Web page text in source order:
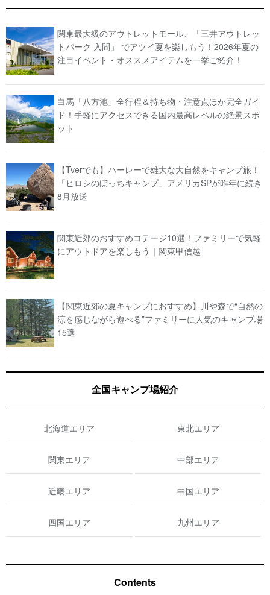
関東最大級のアウトレットモール、「三井アウトレッ
トパーク 入間」 でアツイ夏を楽しもう！2026年夏の
注目イベント・オススメアイテムを一挙ご紹介！
白馬「八方池」全行程＆持ち物・注意点ほか完全ガイ
ド！手軽にアクセスできる国内最高レベルの絶景スポ
ット
【Tverでも】ハーレーで雄大な大自然をキャンプ旅！
「ヒロシのぼっちキャンプ」アメリカSPが昨年に続き
8月放送
関東近郊のおすすめコテージ10選！ファミリーで気軽
にアウトドアを楽しもう｜関東甲信越
【関東近郊の夏キャンプにおすすめ】川や森で“自然の
涼を感じながら遊べる”ファミリーに人気のキャンプ場
15選
全国キャンプ場紹介
北海道エリア 東北エリア
関東エリア 中部エリア
近畿エリア 中国エリア
四国エリア 九州エリア
Contents